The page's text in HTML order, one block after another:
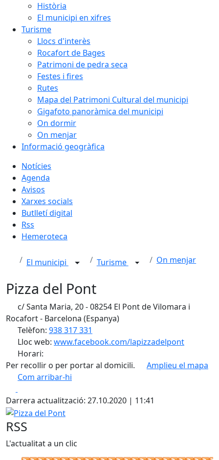
Història
El municipi en xifres
Turisme
Llocs d'interès
Rocafort de Bages
Patrimoni de pedra seca
Festes i fires
Rutes
Mapa del Patrimoni Cultural del municipi
Gigafoto panoràmica del municipi
On dormir
On menjar
Informació geogràfica
Notícies
Agenda
Avisos
Xarxes socials
Butlletí digital
Rss
Hemeroteca
El municipi Turisme On menjar
Pizza del Pont
c/ Santa Maria, 20 - 08254 El Pont de Vilomara i
Rocafort - Barcelona (Espanya)
Telèfon: 938 317 331
Lloc web: www.facebook.com/lapizzadelpont
Horari:
Per recollir o per portar al domicili.
Amplieu el mapa
Com arribar-hi
+
−
Darrera actualització: 27.10.2020 | 11:41
Pizza del Pont
RSS
L'actualitat a un clic